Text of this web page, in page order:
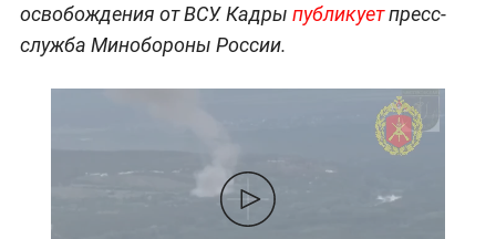
освобождения от ВСУ. Кадры публикуетпресс-
служба Минобороны России.